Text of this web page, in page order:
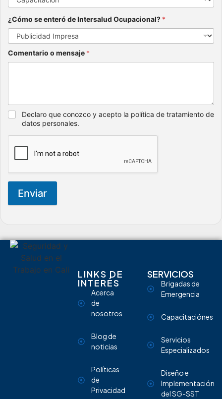
¿Cómo se enteró de Intersalud Ocupacional? *
Comentario o mensaje *
Declaro que conozco y acepto la política de tratamiento de
datos personales.
Enviar
LINKS DE
INTERÉS
Acerca
de
nosotros
Blog de
noticias
Políticas
de
Privacidad
SERVICIOS
Brigadas de
Emergencia
Capacitaciónes
Servicios
Especializados
Diseño e
Implementación
del SG-SST